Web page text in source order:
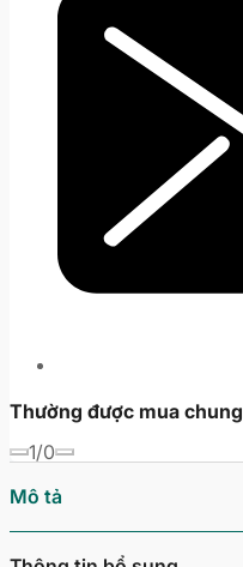
Thường được mua chung
1/0
Mô tả